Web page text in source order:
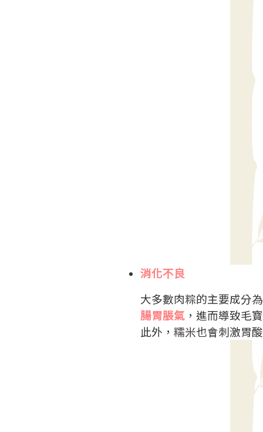
消化不良
大多數肉粽的主要成分為
腸胃脹氣 ，進而導致毛
此外，糯米也會刺激胃